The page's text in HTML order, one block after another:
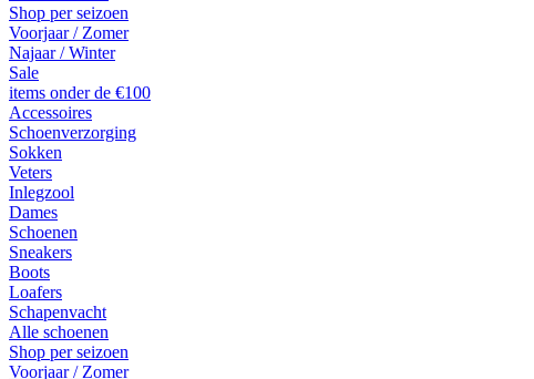
Shop per seizoen
Voorjaar / Zomer
Najaar / Winter
Sale
items onder de €100
Accessoires
Schoenverzorging
Sokken
Veters
Inlegzool
Dames
Schoenen
Sneakers
Boots
Loafers
Schapenvacht
Alle schoenen
Shop per seizoen
Voorjaar / Zomer